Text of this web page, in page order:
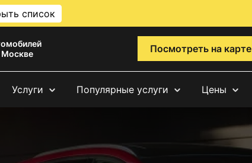
список
Москве
Посмотреть на карте
Услуги Популярные услуги Цены